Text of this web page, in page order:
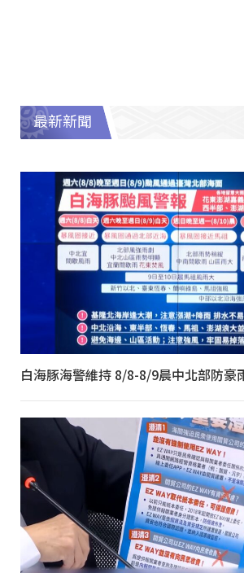
最新新聞
白海豚海警維持 8/8-8/9晨中北部防豪